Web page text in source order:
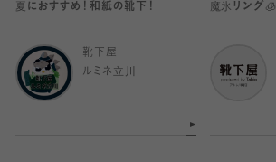
夏におすすめ！和紙の靴下！
靴下屋
ルミネ立川
魔氷リング🧊